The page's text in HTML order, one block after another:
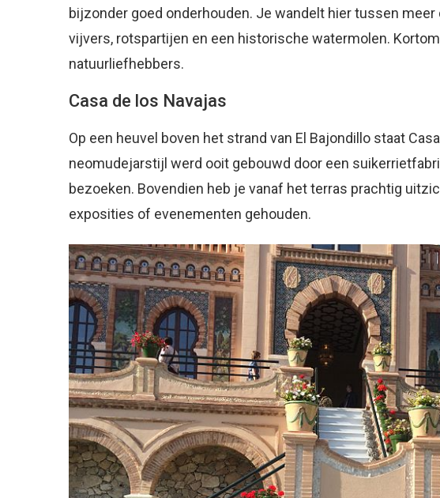
bijzonder goed onderhouden. Je wandelt hier tussen
vijvers, rotspartijen en een historische watermolen.
natuurliefhebbers.
Casa de los Navajas
Op een heuvel boven het strand van El Bajondillo staat
neomudejarstijl werd ooit gebouwd door een
bezoeken. Bovendien heb je vanaf het terras prachtig
exposities of evenementen gehouden.